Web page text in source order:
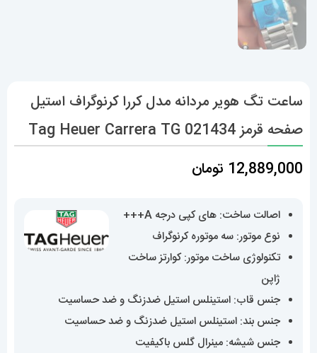
ساعت تگ هویر مردانه مدل کررا کرنوگراف استیل
صفحه قرمز Tag Heuer Carrera TG 021434
12,889,000 تومان
اصالت ساخت: های کپی درجه A+++
نوع موتور: سه موتوره کرنوگراف
تکنولوژی ساخت موتور: کوارتز ساخت
ژاپن
جنس قاب: استینلس استیل ضدزنگ و ضد حساسیت
جنس بند: استینلس استیل ضدزنگ و ضد حساسیت
جنس شیشه: مینرال گلس باکیفیت